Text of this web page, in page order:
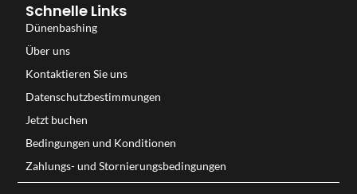
Schnelle Links
Dünenbashing
Über uns
Kontaktieren Sie uns
Datenschutzbestimmungen
Jetzt buchen
Bedingungen und Konditionen
Zahlungs- und Stornierungsbedingungen